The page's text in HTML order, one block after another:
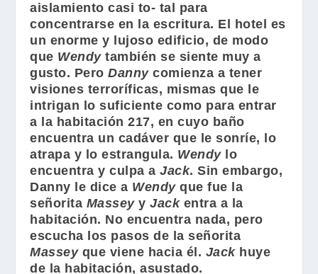
aislamiento casi to- tal para
concentrarse en la escritura. El hotel es
un enorme y lujoso edificio, de modo
que Wendytambién se siente muy a
gusto. PeroDannycomienza a tener
visiones terroríficas, mismas que le
intrigan lo suficiente como para entrar
a la habitación 217, en cuyo baño
encuentra un cadáver que le sonríe, lo
atrapa y lo estrangula. Wendylo
encuentra y culpa aJack. Sin embargo,
Danny le dice a Wendyque fue la
señorita MasseyyJackentra a la
habitación. No encuentra nada, pero
escucha los pasos de la señorita
Masseyque viene hacia él. Jackhuye
de la habitación, asustado.